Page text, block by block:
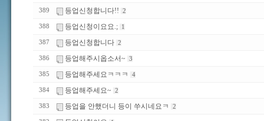
389 등업신청합니다!! 2
388 등업신청이요요.; 1
387 등업신청합니다 2
386 등업해주시옵소서~ 3
385 등업해주세요ㅋㅋㅋ 4
384 등업해주세요~ 2
383 등업을 안했더니 등이 쑤시네요ㅋ 2